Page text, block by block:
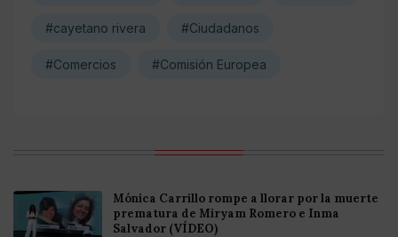
#cayetano rivera #Ciudadanos
#Comercios #Comisión Europea
Mónica Carrillo rompe a llorar por la muerte
prematura de Miryam Romero e Inma
Salvador (VÍDEO)